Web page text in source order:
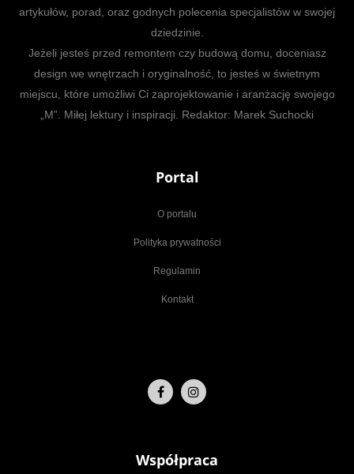
artykułów, porad, oraz godnych polecenia specjalistów w swojej
dziedzinie.
Jeżeli jesteś przed remontem czy budową domu, doceniasz
design we wnętrzach i oryginalność, to jesteś w świetnym
miejscu, które umożliwi Ci zaprojektowanie i aranżację swojego
„M”. Miłej lektury i inspiracji. Redaktor: Marek Suchocki
Portal
O portalu
Polityka prywatności
Regulamin
Kontakt
Współpraca